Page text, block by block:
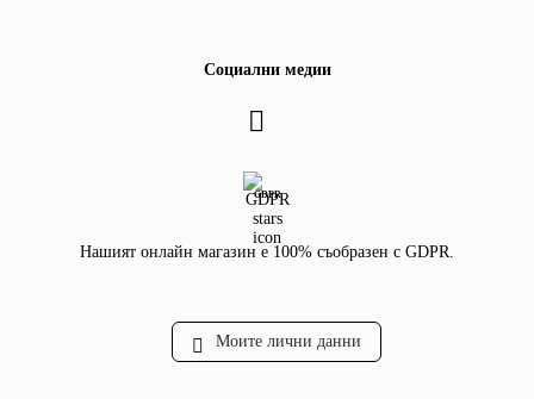
Социални медии
GDPR
Нашият онлайн магазин е 100% съобразен с GDPR.
Моите лични данни